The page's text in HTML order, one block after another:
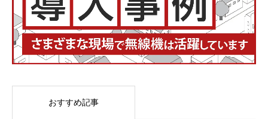
おすすめ記事